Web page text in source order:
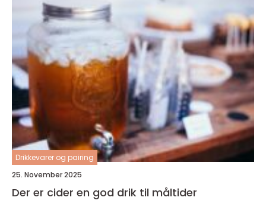
Drikkevarer og pairing
25. November 2025
Der er cider en god drik til måltider